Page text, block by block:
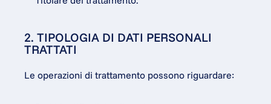
2. TIPOLOGIA DI DATI PERSONALI
TRATTATI
Le operazioni di trattamento possono riguardare: